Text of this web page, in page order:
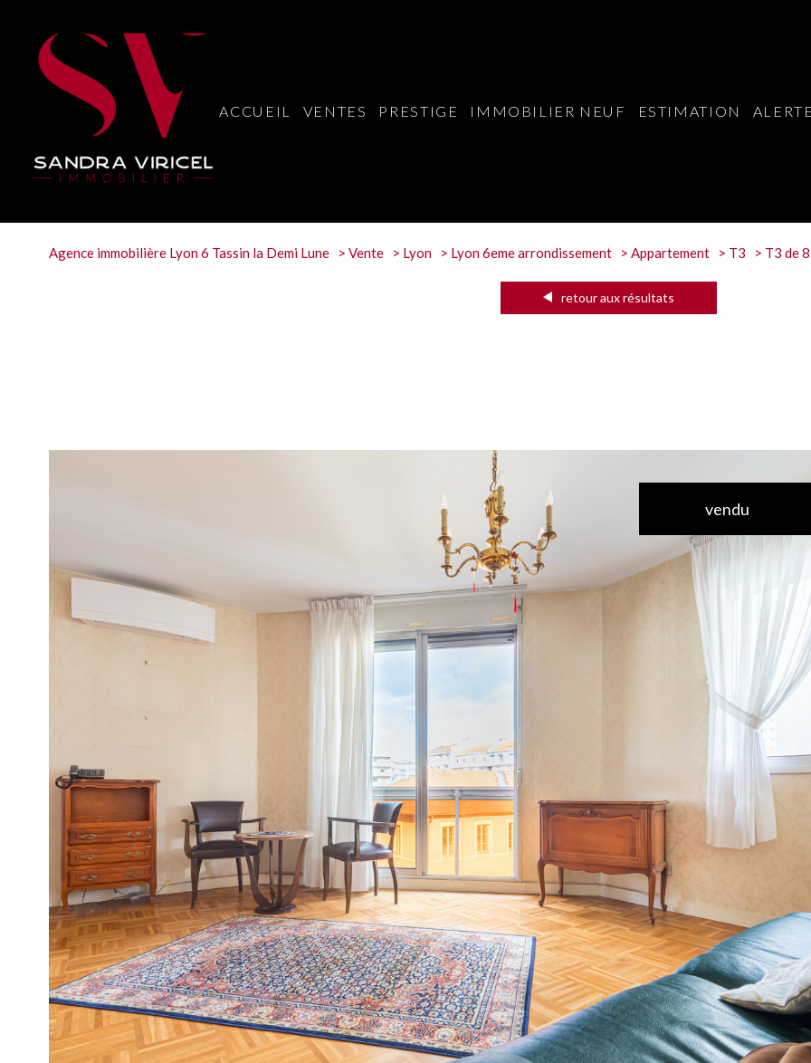
ACCUEIL VENTES PRESTIGE IMMOBILIER NEUF ESTIMATION
Agence immobilière Lyon 6 Tassin la Demi Lune Vente Lyon Lyon 6eme arrondissement Appartement T3 T3 de
retour aux résultats
vendu